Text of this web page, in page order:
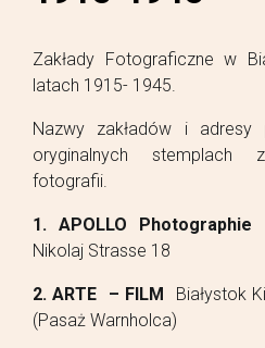
Zakłady Fotograficzne w
latach 1915- 1945.
Nazwy zakładów i
oryginalnych stemplach
fotografii.
1. APOLLO
Nikolaj Strasse 18
2. ARTE – FILM Białystok
(Pasaż Warnholca)